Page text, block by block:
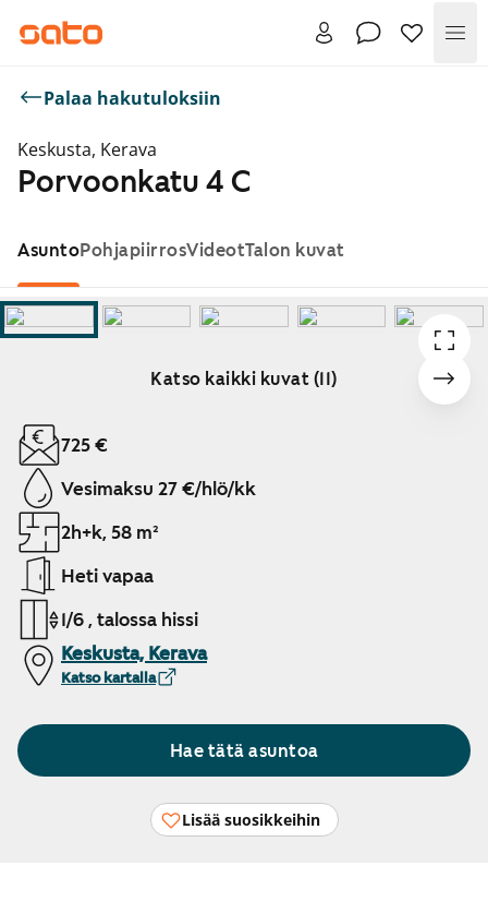
Palaa hakutuloksiin
Keskusta, Kerava
Porvoonkatu 4 C
AsuntoPohjapiirrosVideotTalon kuvat
Katso kaikki kuvat (11)
Näytetään dia 1 / 11
725 €
Vesimaksu 27 €/hlö/kk
2h+k, 58 m²
Heti vapaa
1/6 , talossa hissi
Keskusta, Kerava
Katso kartalla
Hae tätä asuntoa
Lisää suosikkeihin